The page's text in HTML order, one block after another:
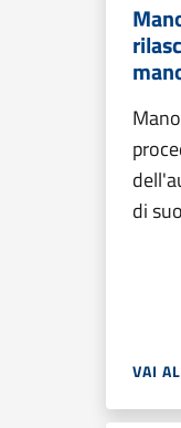
di
VAI